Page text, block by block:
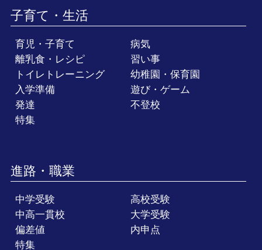
子育て・生活
育児・子育て
病気
離乳食・レシピ
習い事
トイレトレーニング
幼稚園・保育園
入学準備
遊び・ゲーム
発達
不登校
特集
進路・職業
中学受験
高校受験
中高一貫校
大学受験
偏差値
内申点
特集